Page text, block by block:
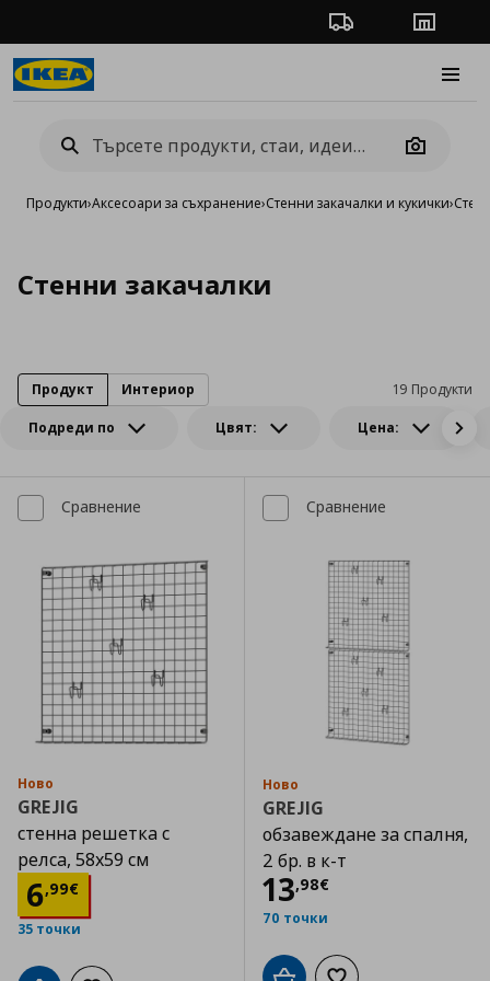
Проследяване на
Camera
Продукти›Аксесоари за съхранение›Стенни закачалки и кукички›
Стенни закачалки
Подреди по Цвят: Цена:
19 Продукти
Продукт Интериор
Сравнение
Ново
GREJIG
стенна решетка с
релса, 58x59 см
6,99€
Цена
35 точки
Сравнение
Ново
GREJIG
обзавеждане за спалня,
2 бр. в к-т
13,98€
Цена
70 точки